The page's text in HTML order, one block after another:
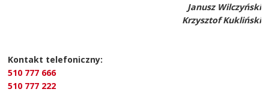
Janusz Wilczyński
Krzysztof Kukliński
Kontakt telefoniczny:
510 777 666
510 777 222